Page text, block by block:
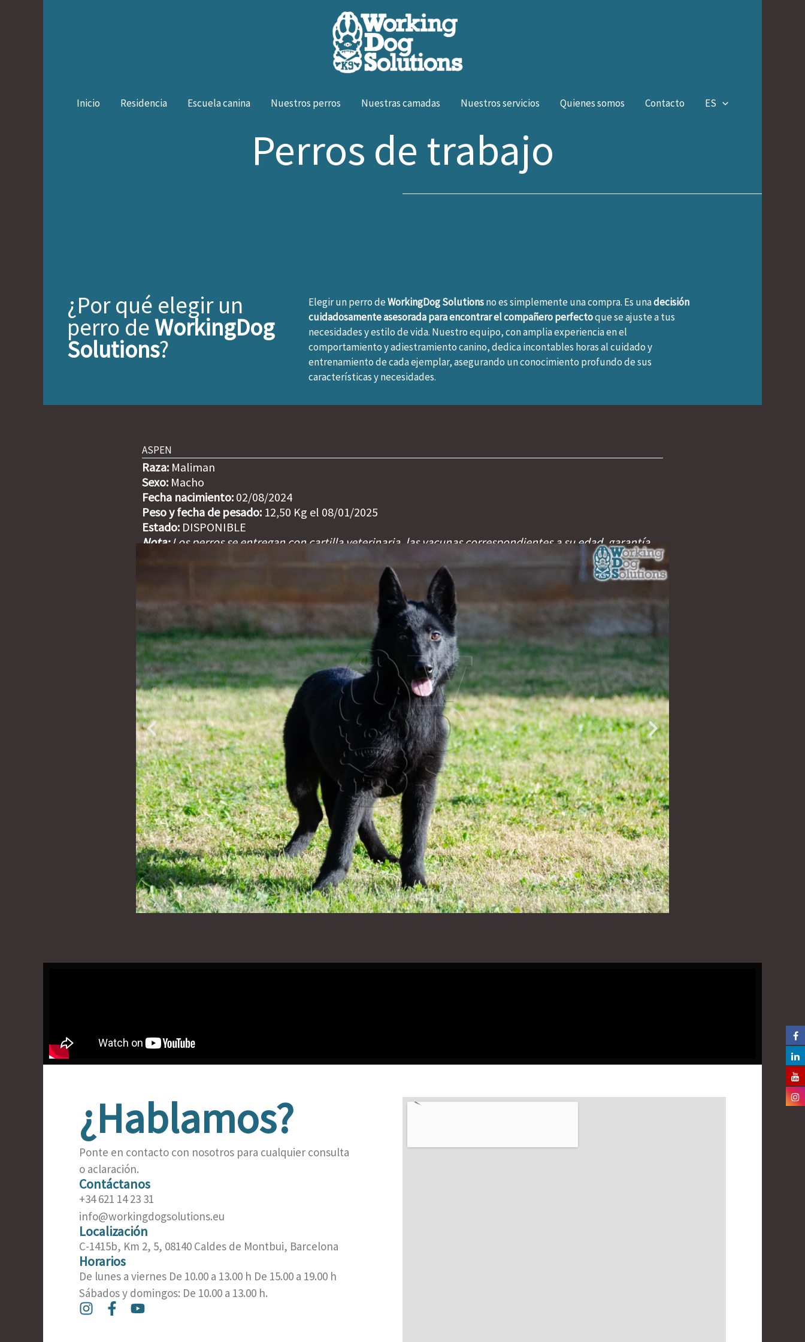
Inicio Residencia Escuela canina Nuestros perros Nuestras camadas Nuestros servicios Quienes somos Contacto ES
Perros de trabajo
¿Por qué elegir un
perro deWorkingDog
Solutions?
Elegir un perro deWorkingDog Solutionsno es simplemente una compra. Es unadecisión
cuidadosamente asesorada para encontrar el compañero perfectoque se ajuste a tus
necesidades y estilo de vida. Nuestro equipo, con amplia experiencia en el
comportamiento y adiestramiento canino, dedica incontables horas al cuidado y
entrenamiento de cada ejemplar, asegurando un conocimiento profundo de sus
características y necesidades.
ASPEN
Raza: Maliman
Sexo: Macho
Fecha nacimiento: 02/08/2024
Peso y fecha de pesado: 12,50 Kg el 08/01/2025
Estado: DISPONIBLE
Nota:Los perros se entregan con cartilla veterinaria, las vacunas correspondientes a su edad, garantía
¿Hablamos?
Ponte en contacto con nosotros para cualquier consulta
o aclaración.
Contáctanos
+34 621 14 23 31
info@workingdogsolutions.eu
Localización
C-1415b, Km 2, 5, 08140 Caldes de Montbui, Barcelona​
Horarios
De lunes a viernes De 10.00 a 13.00 h De 15.00 a 19.00 h
Sábados y domingos: De 10.00 a 13.00 h.
I F
a
Y